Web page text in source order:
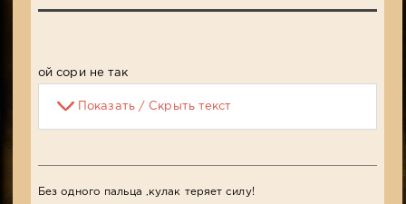
ой сори не так
Показать / Скрыть текст
Без одного пальца ,кулак теряет силу!